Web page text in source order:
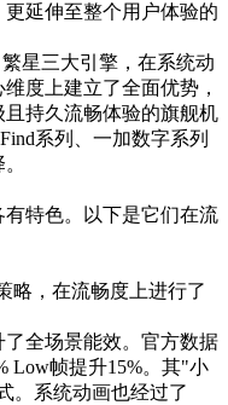
延伸至整个用户体验的
星三大引擎，在系统动
度上建立了全面优势，
持久流畅体验的旗舰机
系列、一加数字系列
特色。以下是它们在流
略，在流畅度上进行了
了全场景能效。官方数据
Low帧提升15%。其"小
。系统动画也经过了